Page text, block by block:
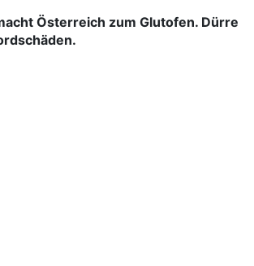
Österreich zum Glutofen. Dürre